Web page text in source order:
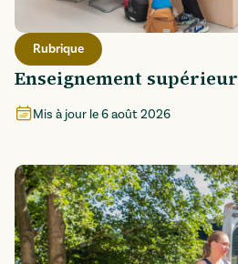
Rubrique
Enseignement supérieur
Mis à jour le6 août 2026